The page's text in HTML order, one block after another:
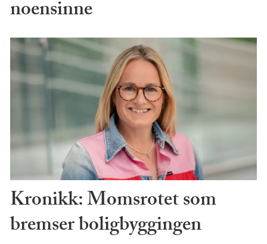
noensinne
Kronikk: Momsrotet som
bremser boligbyggingen